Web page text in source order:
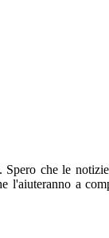
che le
l'aiuteranno a